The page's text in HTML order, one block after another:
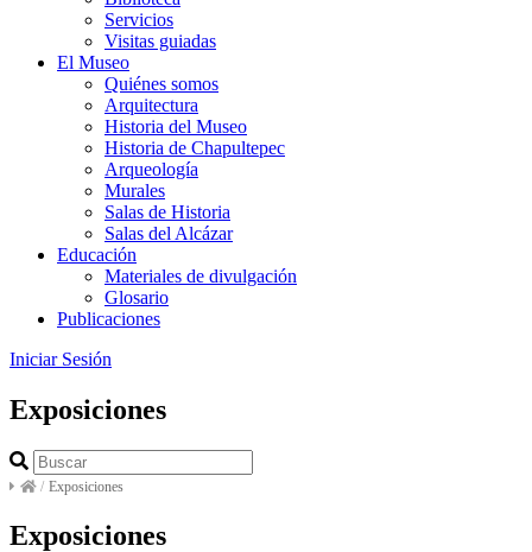
Servicios
Visitas guiadas
El Museo
Quiénes somos
Arquitectura
Historia del Museo
Historia de Chapultepec
Arqueología
Murales
Salas de Historia
Salas del Alcázar
Educación
Materiales de divulgación
Glosario
Publicaciones
Iniciar Sesión
Exposiciones
/ Exposiciones
Exposiciones